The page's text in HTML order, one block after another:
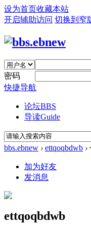
设为首页收藏本站
开启辅助访问 切换到窄
密码
快捷导航
论坛BBS
导读Guide
bbs.ebnew › ettqoqbdwb ›
加为好友
发消息
ettqoqbdwb